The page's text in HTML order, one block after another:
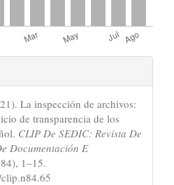
La inspección de archivos:
de transparencia de los
CLIP De SEDIC: Revista De
Documentación E
1–15.